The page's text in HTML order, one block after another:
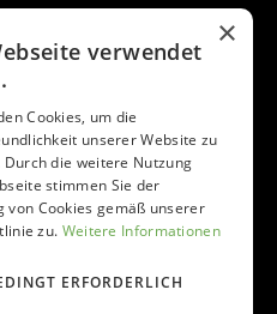
×
verwendet
Cookies, um die
unserer Website zu
die weitere Nutzung
stimmen Sie der
von Cookies gemäß unserer
zu. Weitere Informationen
ERFORDERLICH